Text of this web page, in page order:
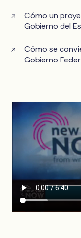
Cómo un
Gobierno del
Cómo se
Gobierno